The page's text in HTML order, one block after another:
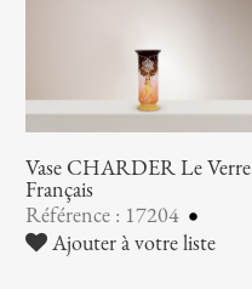
Vase CHARDER Le Verre
Français
Référence : 17204
Ajouter à votre liste